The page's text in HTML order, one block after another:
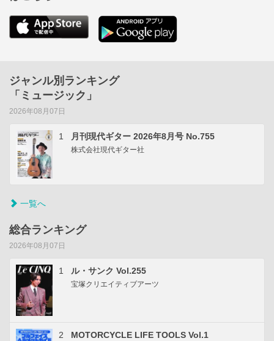
ジャンル別ランキング
「ミュージック」
2026年08月07日
1 月刊現代ギター 2026年8月号 No.755
株式会社現代ギター社
一覧へ
総合ランキング
2026年08月07日
1 ル・サンク Vol.255
宝塚クリエイティブアーツ
2 MOTORCYCLE LIFE TOOLS Vol.1